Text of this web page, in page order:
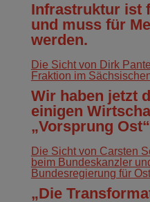
Infrastruktur ist
und muss für
werden.
Die Sicht von Dirk
Fraktion im
Wir haben jetzt
einigen
„Vorsprung
Die Sicht von Carsten
beim Bundeskanzler
Bundesregierung für
„Die